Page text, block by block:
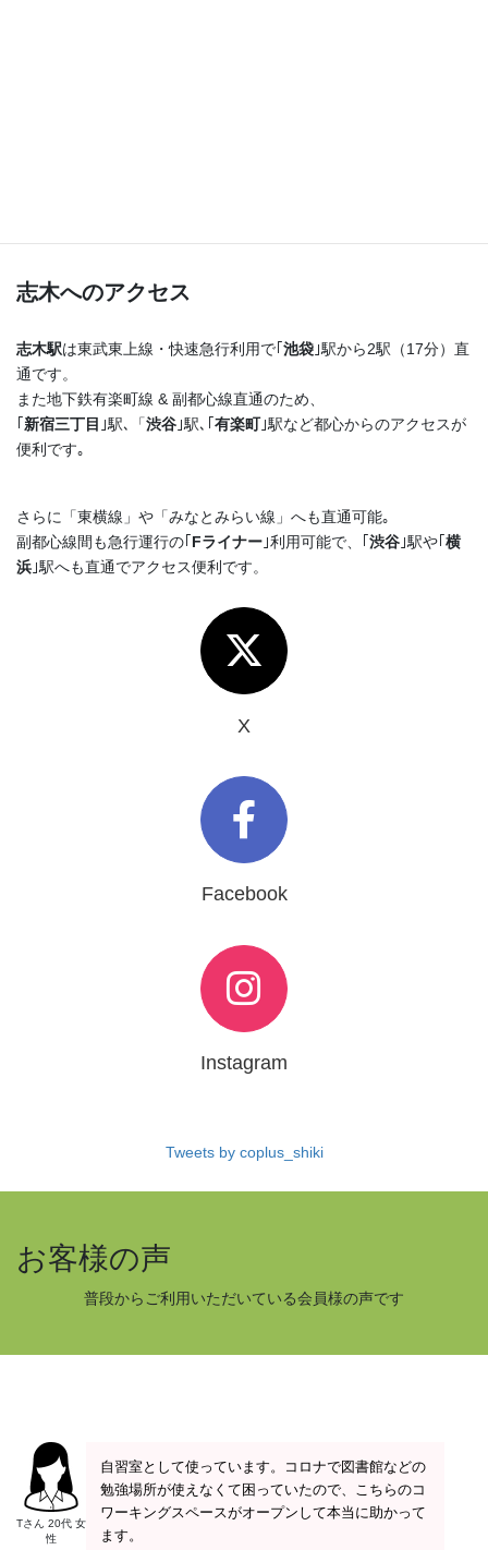
志木へのアクセス
志木駅は東武東上線・快速急行利用で｢ 池袋 ｣駅から2駅（17分）直
通です。
また地下鉄有楽町線 & 副都心線直通のため、
新宿三丁目 ｣駅､「渋谷 ｣駅､｢ 有楽町｣駅など都心からのアクセスが
便利です｡
さらに「東横線」や「みなとみらい線」へも直通可能｡
副都心線間も急行運行の｢ Fライナー ｣利用可能で、｢ 渋谷 ｣駅や｢ 横
浜 ｣駅へも直通でアクセス便利です。
X
Facebook
Instagram
Tweets by coplus_shiki
お客様の声
普段からご利用いただいている会員様の声です
Tさん 20代 女
性
自習室として使っています。コロナで図書館などの
勉強場所が使えなくて困っていたので、こちらのコ
ワーキングスペースがオープンして本当に助かって
ます。